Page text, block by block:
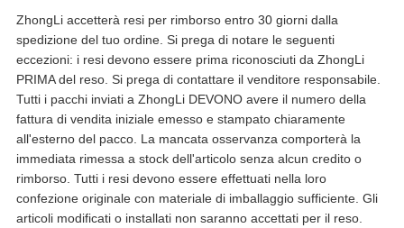
ZhongLi accetterà resi per rimborso entro 30 giorni dalla
spedizione del tuo ordine. Si prega di notare le seguenti
eccezioni: i resi devono essere prima riconosciuti da ZhongLi
PRIMA del reso. Si prega di contattare il venditore responsabile.
Tutti i pacchi inviati a ZhongLi DEVONO avere il numero della
fattura di vendita iniziale emesso e stampato chiaramente
all'esterno del pacco. La mancata osservanza comporterà la
immediata rimessa a stock dell'articolo senza alcun credito o
rimborso. Tutti i resi devono essere effettuati nella loro
confezione originale con materiale di imballaggio sufficiente. Gli
articoli modificati o installati non saranno accettati per il reso.